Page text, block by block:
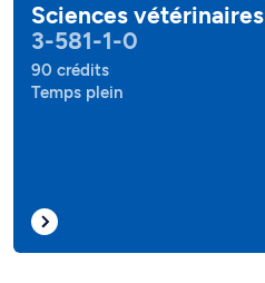
Sciences vétérinaires
3-581-1-0
90 crédits
Temps plein